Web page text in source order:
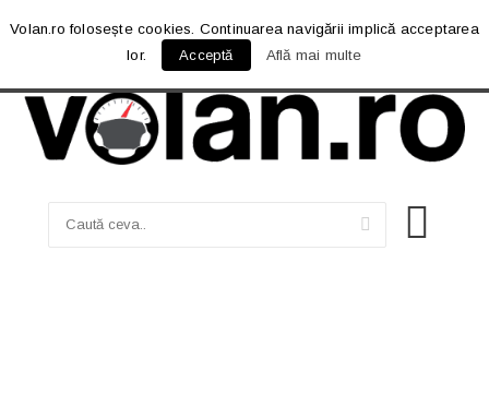
Volan.ro folosește cookies. Continuarea navigării implică acceptarea
lor.
Acceptă Află mai multe